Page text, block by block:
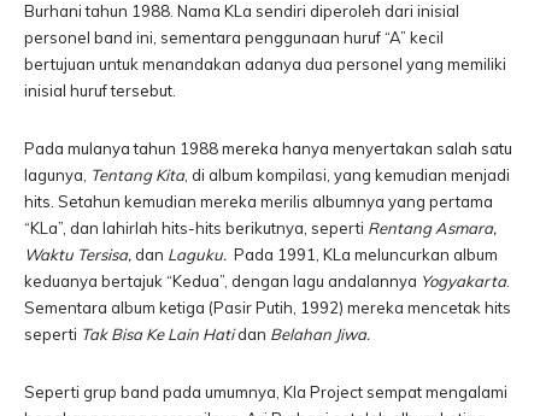
Burhani tahun 1988. Nama KLa sendiri diperoleh dari inisial
personel band ini, sementara penggunaan huruf “A” kecil
bertujuan untuk menandakan adanya dua personel yang memiliki
inisial huruf tersebut.
Pada mulanya tahun 1988 mereka hanya menyertakan salah satu
lagunya, Tentang Kita, di album kompilasi, yang kemudian menjadi
hits. Setahun kemudian mereka merilis albumnya yang pertama
“KLa”, dan lahirlah hits-hits berikutnya, seperti Rentang Asmara,
Waktu Tersisa, dan Laguku. Pada 1991, KLa meluncurkan album
keduanya bertajuk “Kedua”, dengan lagu andalannya Yogyakarta.
Sementara album ketiga (Pasir Putih, 1992) mereka mencetak hits
seperti Tak Bisa Ke Lain Hatidan Belahan Jiwa.
Seperti grup band pada umumnya, Kla Project sempat mengalami